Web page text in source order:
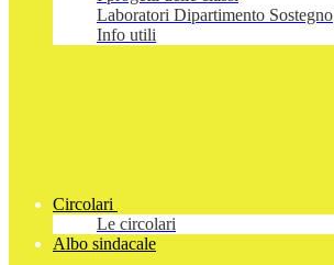
Laboratori Dipartimento Sostegno
Info utili
Circolari
Le circolari
Albo sindacale